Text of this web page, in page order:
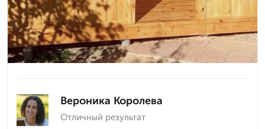
Вероника Королева
Отличный результат